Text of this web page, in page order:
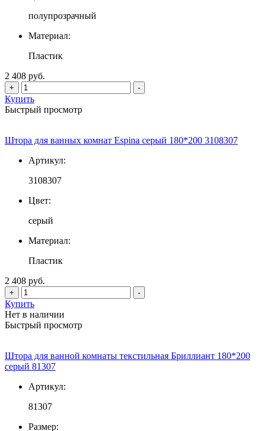
полупрозрачный
Материал:
Пластик
2 408 руб.
+ -
Купить
Быстрый просмотр
Штора для ванных комнат Espina серый 180*200 3108307
Артикул:
3108307
Цвет:
серый
Материал:
Пластик
2 408 руб.
+ -
Купить
Нет в наличии
Быстрый просмотр
Штора для ванной комнаты текстильная Бриллиант 180*200
серый 81307
Артикул:
81307
Размер: